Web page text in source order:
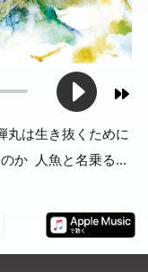
丸は生き抜くために
か 人魚と名乗る...